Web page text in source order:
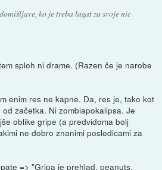
ko je treba lagat za svoje nic
sploh ni drame. (Razen če je narobe
enim res ne kapne. Da, res je, tako kot
začetka. Ni zombiapokalipsa. Je
oblike gripe (a predvidoma bolj
ne dobro znanimi posledicami za
=> "Gripa je prehlad, peanuts.